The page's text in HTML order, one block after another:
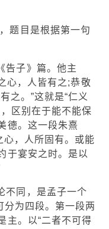
题目是根据第一句
告子》篇。他主
心，人皆有之;恭敬
之。”这就是“仁义
区别在于能不能保
德。这一段朱熹
心，人所固有。或能
于宴安之时。是以
不同，是孟子一个
分为四段。第一段两
主。以“二者不可得